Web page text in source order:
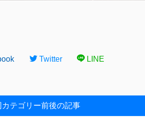
Twitter LINE
カテゴリー前後の記事